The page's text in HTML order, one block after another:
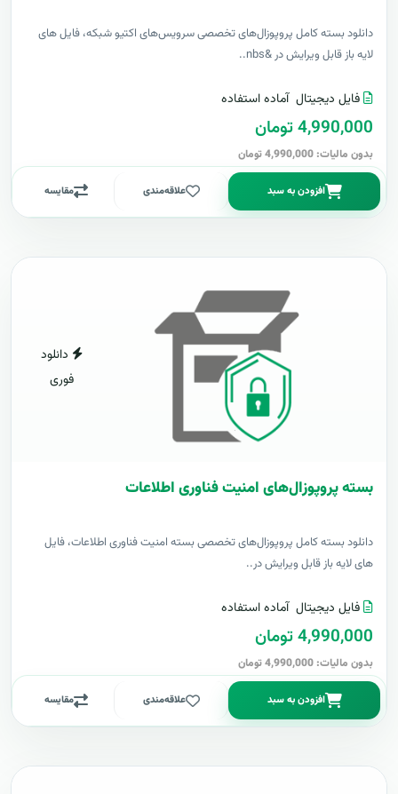
دانلود بسته کامل پروپوزال‌های تخصصی سرویس‌های اکتیو شبکه، فایل های
لایه باز قابل ویرایش در &nbs..
فایل دیجیتال آماده استفاده
4,990,000 تومان
بدون مالیات: 4,990,000 تومان
افزودن به سبد علاقه‌مندی مقایسه
دانلود
فوری
بسته پروپوزال‌های امنیت فناوری اطلاعات
دانلود بسته کامل پروپوزال‌های تخصصی بسته امنیت فناوری اطلاعات، فایل
های لایه باز قابل ویرایش در..
فایل دیجیتال آماده استفاده
4,990,000 تومان
بدون مالیات: 4,990,000 تومان
افزودن به سبد علاقه‌مندی مقایسه